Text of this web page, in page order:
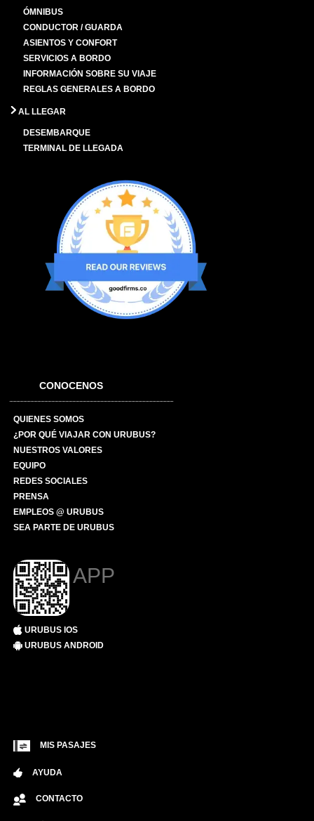
ÓMNIBUS
CONDUCTOR / GUARDA
ASIENTOS Y CONFORT
SERVICIOS A BORDO
INFORMACIÓN SOBRE SU VIAJE
REGLAS GENERALES A BORDO
AL LLEGAR
DESEMBARQUE
TERMINAL DE LLEGADA
CONOCENOS
QUIENES SOMOS
¿POR QUÉ VIAJAR CON URUBUS?
NUESTROS VALORES
EQUIPO
REDES SOCIALES
PRENSA
EMPLEOS @ URUBUS
SEA PARTE DE URUBUS
APP
URUBUS IOS
URUBUS ANDROID
MIS PASAJES
AYUDA
CONTACTO